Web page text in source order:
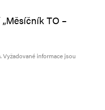
TO –
Vyžadované informace jsou